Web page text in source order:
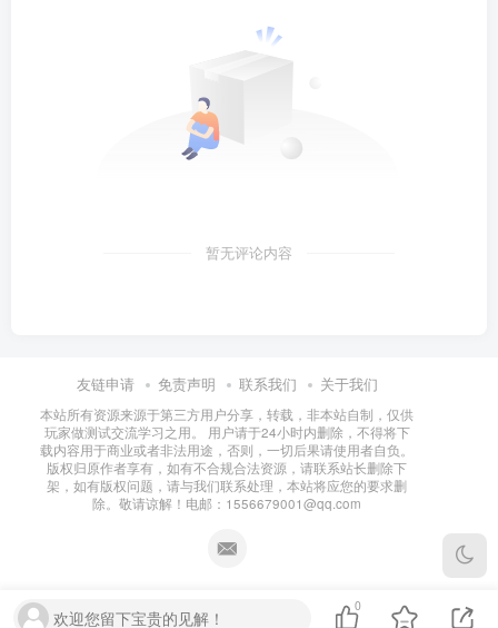
暂无评论内容
友链申请 免责声明 联系我们 关于我们
本站所有资源来源于第三方用户分享，转载，非本站自制，仅供
玩家做测试交流学习之用。 用户请于24小时内删除，不得将下
载内容用于商业或者非法用途，否则，一切后果请使用者自负。
版权归原作者享有，如有不合规合法资源，请联系站长删除下
架，如有版权问题，请与我们联系处理，本站将应您的要求删
除。敬请谅解！电邮：1556679001@qq.com
欢迎您留下宝贵的见解！
0